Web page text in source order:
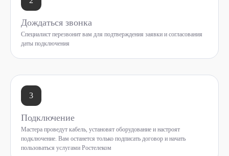
Дождаться звонка
Специалист перезвонит вам для подтверждения заявки и согласования
даты подключения
3
Подключение
Мастера проведут кабель, установят оборудование и настроят
подключение. Вам останется только подписать договор и начать
пользоваться услугами Ростелеком